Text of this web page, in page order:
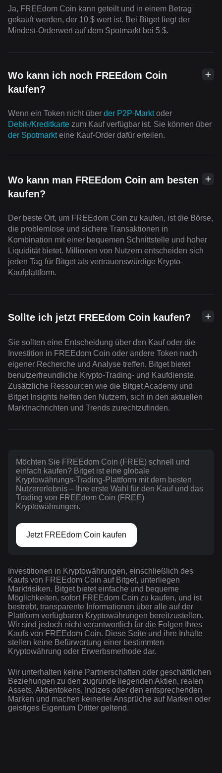
Ja, FREEdom Coin kann geteilt und in einem Betrag
gekauft werden, der 10 $ wert ist. Bei Bitget liegt der
Mindest-Orderwert auf dem Spotmarkt bei 5 $.
Wo kann ich noch FREEdom Coin
kaufen?
Wenn ein Token nicht über der P2P-Marktoder
Debit-/Kreditkarte zum Kauf verfügbar ist. Sie können über
der Spotmarkteine Kauf-Order dafür erteilen.
Wo kann man FREEdom Coin am besten
kaufen?
Der beste Ort, um FREEdom Coin zu kaufen, ist die Börse,
die problemlose und sichere Transaktionen in
Kombination mit einer bequemen Schnittstelle und hoher
Liquidität bietet. Millionen von Nutzern entscheiden sich
jeden Tag für Bitget als vertrauenswürdige Krypto-
Kaufplattform.
Sollte ich jetzt FREEdom Coin kaufen?
Sie sollten eine Entscheidung über den Kauf oder die
Investition in FREEdom Coin oder andere Token nach
eigener Recherche und Analyse treffen. Bitget bietet
benutzerfreundliche Krypto-Trading- und Kaufdienste.
Zusätzliche Ressourcen wie die Bitget Academy und
Bitget Insights helfen den Nutzern, sich in den aktuellen
Marktnachrichten und Trends zurechtzufinden.
Möchten Sie FREEdom Coin (FREE) schnell und
einfach kaufen? Bitget ist eine globale
Kryptowährungs-Trading-Plattform mit dem besten
Nutzererlebnis – Ihre erste Wahl für den Kauf und das
Trading von FREEdom Coin (FREE)
Kryptowährungen.
Jetzt FREEdom Coin kaufen
Investitionen in Kryptowährungen, einschließlich des
Kaufs von FREEdom Coin auf Bitget, unterliegen
Marktrisiken. Bitget bietet einfache und bequeme
Möglichkeiten, sofort FREEdom Coin zu kaufen, und ist
bestrebt, transparente Informationen über alle auf der
Plattform verfügbaren Kryptowährungen bereitzustellen.
Wir sind jedoch nicht verantwortlich für die Folgen Ihres
Kaufs von FREEdom Coin. Diese Seite und ihre Inhalte
stellen keine Befürwortung einer bestimmten
Kryptowährung oder Erwerbsmethode dar.
Wir unterhalten keine Partnerschaften oder geschäftlichen
Beziehungen zu den zugrunde liegenden Aktien, realen
Assets, Aktientokens, Indizes oder den entsprechenden
Marken und machen keinerlei Ansprüche auf Marken oder
geistiges Eigentum Dritter geltend.